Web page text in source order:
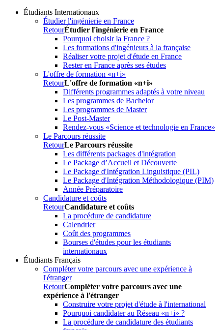
Étudiants Internationaux
Étudier l'ingénierie en France
RetourÉtudier l'ingénierie en France
Pourquoi choisir la France ?
Les formations d'ingénieurs à la française
Réaliser votre projet d'étude en France
Rester en France après ses études
L'offre de formation «n+i»
RetourL'offre de formation «n+i»
Différents programmes adaptés à votre niveau
Les programmes de Bachelor
Les programmes de Master
Le Post-Master
Rendez-vous «Science et technologie en France»
Le Parcours réussite
RetourLe Parcours réussite
Les différents packages d'intégration
Le Package d’Accueil et Découverte
Le Package d'Intégration Linguistique (PIL)
Le Package d'Intégration Méthodologique (PIM)
Année Préparatoire
Candidature et coûts
RetourCandidature et coûts
La procédure de candidature
Calendrier
Coût des programmes
Bourses d'études pour les étudiants
internationaux
Étudiants Français
Compléter votre parcours avec une expérience à
l'étranger
RetourCompléter votre parcours avec une
expérience à l'étranger
Construire votre projet d'étude à l'international
Pourquoi candidater au Réseau «n+i» ?
La procédure de candidature des étudiants